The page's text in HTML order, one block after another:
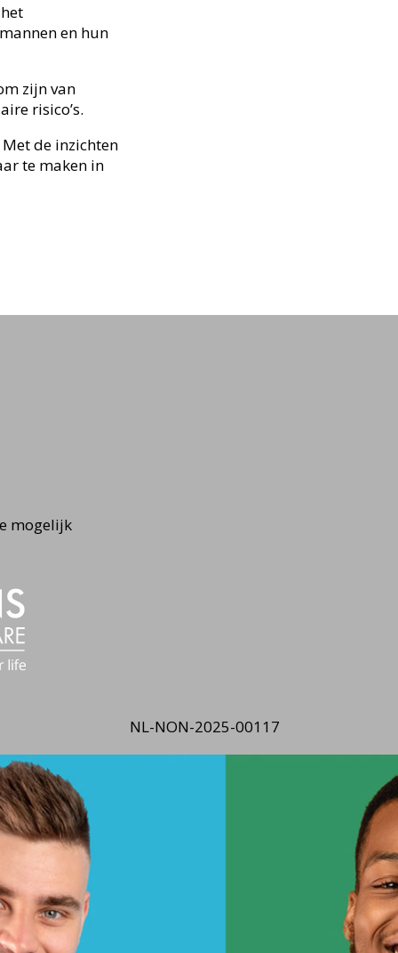
en hun
zijn van
risico’s.
de inzichten
te maken in
mogelijk
NL-NON-2025-00117